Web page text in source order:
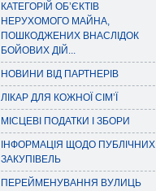
КАТЕГОРІЙ ОБ’ЄКТІВ
НЕРУХОМОГО МАЙНА,
ПОШКОДЖЕНИХ ВНАСЛІДОК
БОЙОВИХ ДІЙ...
НОВИНИ ВІД ПАРТНЕРІВ
ЛІКАР ДЛЯ КОЖНОЇ СІМ’Ї
МІСЦЕВІ ПОДАТКИ І ЗБОРИ
ІНФОРМАЦІЯ ЩОДО ПУБЛІЧНИХ
ЗАКУПІВЕЛЬ
ПЕРЕЙМЕНУВАННЯ ВУЛИЦЬ